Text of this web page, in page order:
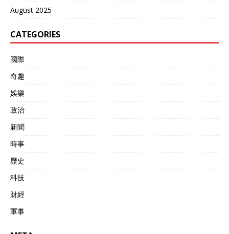
August 2025
CATEGORIES
國際
奇趣
娛樂
政治
新聞
時事
歷史
科技
財經
軍事